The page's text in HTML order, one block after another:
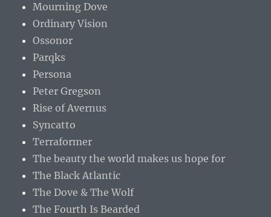
Mourning Dove
Ordinary Vision
Ossonor
Parqks
Persona
Peter Gregson
Rise of Avernus
Syncatto
Terraformer
The beauty the world makes us hope for
The Black Atlantic
The Dove & The Wolf
The Fourth Is Bearded